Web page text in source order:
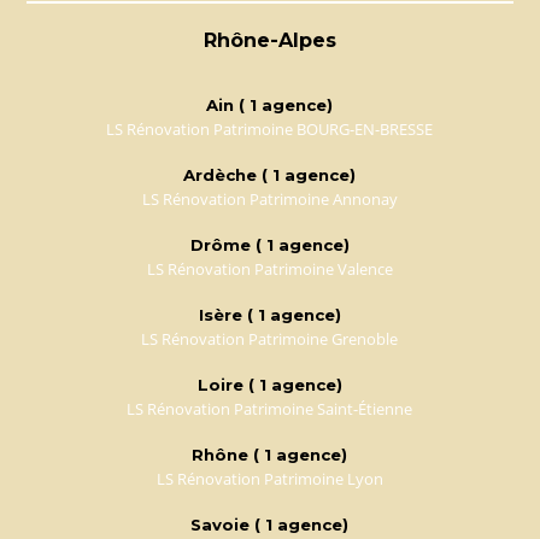
Rhône-Alpes
Ain ( 1 agence)
LS Rénovation Patrimoine BOURG-EN-BRESSE
Ardèche ( 1 agence)
LS Rénovation Patrimoine Annonay
Drôme ( 1 agence)
LS Rénovation Patrimoine Valence
Isère ( 1 agence)
LS Rénovation Patrimoine Grenoble
Loire ( 1 agence)
LS Rénovation Patrimoine Saint-Étienne
Rhône ( 1 agence)
LS Rénovation Patrimoine Lyon
Savoie ( 1 agence)